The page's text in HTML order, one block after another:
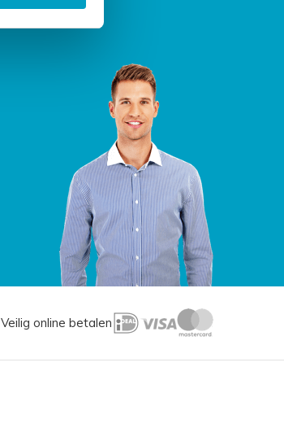
Veilig online betalen